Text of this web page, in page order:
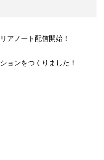
アノート配信開始！
ョンをつくりました！